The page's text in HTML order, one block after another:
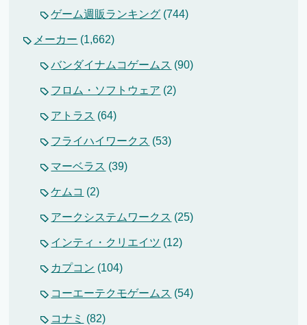
ゲーム週販ランキング (744)
メーカー (1,662)
バンダイナムコゲームス (90)
フロム・ソフトウェア (2)
アトラス (64)
フライハイワークス (53)
マーベラス (39)
ケムコ (2)
アークシステムワークス (25)
インティ・クリエイツ (12)
カプコン (104)
コーエーテクモゲームス (54)
コナミ (82)